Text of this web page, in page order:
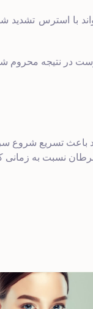
با استرس
در نتیجه محروم
باعث تسریع شروع
نسبت به زمانی